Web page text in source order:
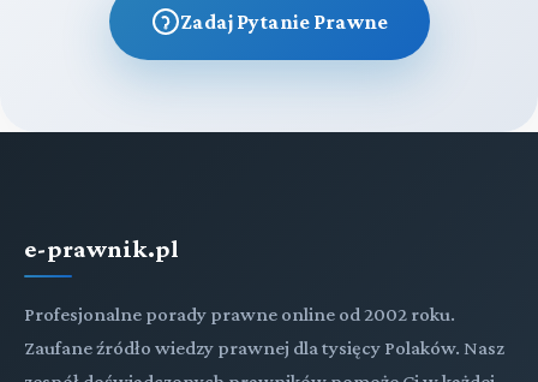
Zadaj Pytanie Prawne
e-prawnik.pl
Profesjonalne porady prawne online od 2002 roku.
Zaufane źródło wiedzy prawnej dla tysięcy Polaków. Nasz